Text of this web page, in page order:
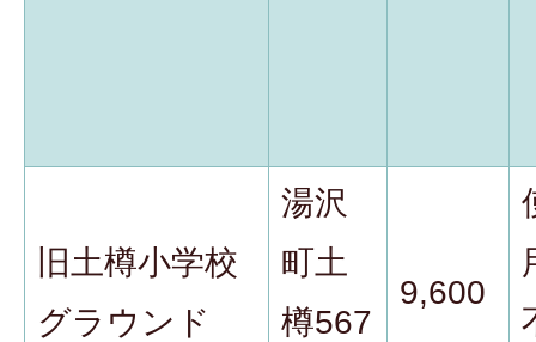
旧土樽小学校
グラウンド
湯沢
町土
樽567
9,600